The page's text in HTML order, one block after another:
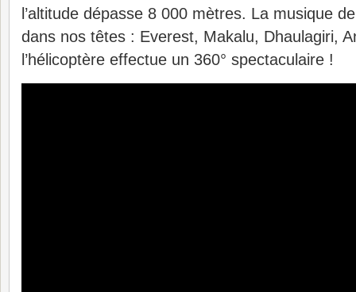
l’altitude dépasse 8 000 mètres. La musique
dans nos têtes : Everest, Makalu, Dhaulagiri,
l’hélicoptère effectue un 360° spectaculaire !